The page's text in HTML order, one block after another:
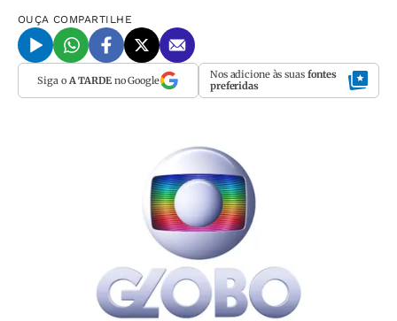
OUÇA COMPARTILHE
Siga o A TARDEno Google Nos adicione às suas fontes
preferidas